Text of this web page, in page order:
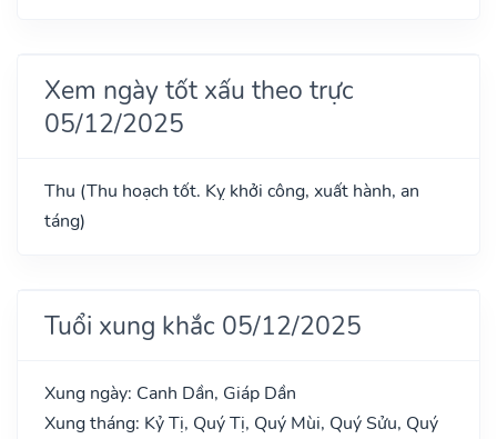
Xem ngày tốt xấu theo trực
05/12/2025
Thu (Thu hoạch tốt. Kỵ khởi công, xuất hành, an
táng)
Tuổi xung khắc 05/12/2025
Xung ngày: Canh Dần, Giáp Dần
Xung tháng: Kỷ Tị, Quý Tị, Quý Mùi, Quý Sửu, Quý